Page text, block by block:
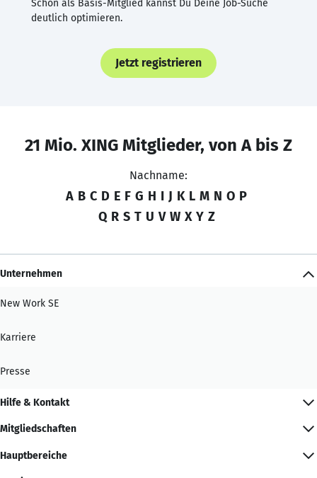
Schon als Basis-Mitglied kannst Du Deine Job-Suche
deutlich optimieren.
Jetzt registrieren
21 Mio. XING Mitglieder, von A bis Z
Nachname:
A B C D E F G H I J K L M N O P
Q R S T U V W X Y Z
Unternehmen
New Work SE
Karriere
Presse
Hilfe & Kontakt
Mitgliedschaften
Hauptbereiche